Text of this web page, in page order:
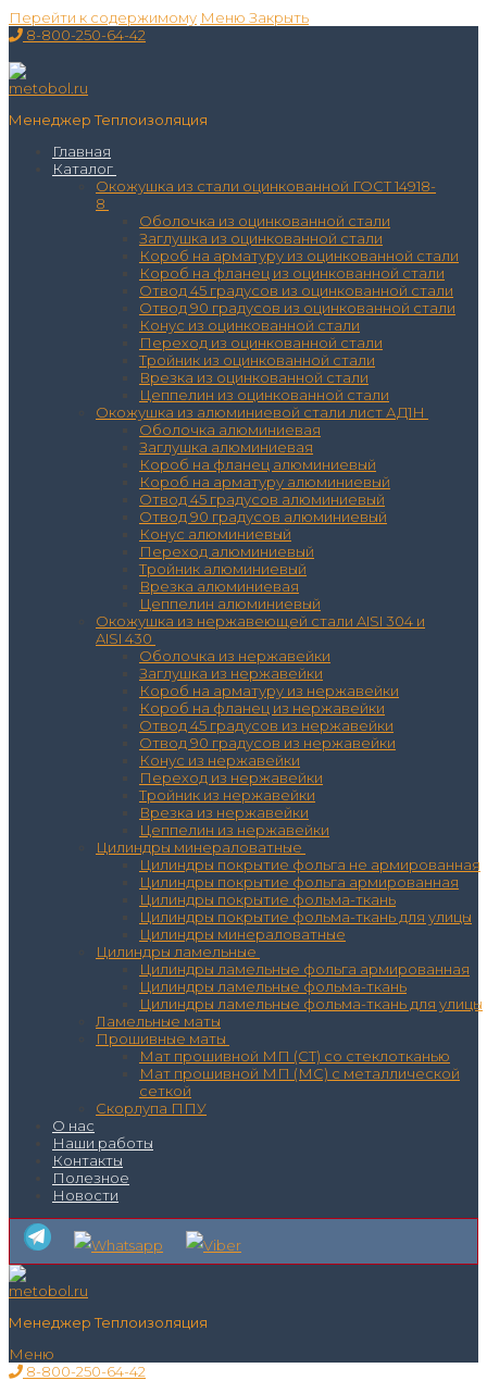
Перейти к содержимому Меню Закрыть
8-800-250-64-42
Менеджер Теплоизоляция
Главная
Каталог
Окожушка из стали оцинкованной ГОСТ 14918-
8
Оболочка из оцинкованной стали
Заглушка из оцинкованной стали
Короб на арматуру из оцинкованной стали
Короб на фланец из оцинкованной стали
Отвод 45 градусов из оцинкованной стали
Отвод 90 градусов из оцинкованной стали
Конус из оцинкованной стали
Переход из оцинкованной стали
Тройник из оцинкованной стали
Врезка из оцинкованной стали
Цеппелин из оцинкованной стали
Окожушка из алюминиевой стали лист АД1Н
Оболочка алюминиевая
Заглушка алюминиевая
Короб на фланец алюминиевый
Короб на арматуру алюминиевый
Отвод 45 градусов алюминиевый
Отвод 90 градусов алюминиевый
Конус алюминиевый
Переход алюминиевый
Тройник алюминиевый
Врезка алюминиевая
Цеппелин алюминиевый
Окожушка из нержавеющей стали AISI 304 и
AISI 430
Оболочка из нержавейки
Заглушка из нержавейки
Короб на арматуру из нержавейки
Короб на фланец из нержавейки
Отвод 45 градусов из нержавейки
Отвод 90 градусов из нержавейки
Конус из нержавейки
Переход из нержавейки
Тройник из нержавейки
Врезка из нержавейки
Цеппелин из нержавейки
Цилиндры минераловатные
Цилиндры покрытие фольга не армированная
Цилиндры покрытие фольга армированная
Цилиндры покрытие фольма-ткань
Цилиндры покрытие фольма-ткань для улицы
Цилиндры минераловатные
Цилиндры ламельные
Цилиндры ламельные фольга армированная
Цилиндры ламельные фольма-ткань
Цилиндры ламельные фольма-ткань для улицы
Ламельные маты
Прошивные маты
Мат прошивной МП (СТ) со стеклотканью
Мат прошивной МП (МС) с металлической
сеткой
Скорлупа ППУ
О нас
Наши работы
Контакты
Полезное
Новости
Менеджер Теплоизоляция
Меню
8-800-250-64-42